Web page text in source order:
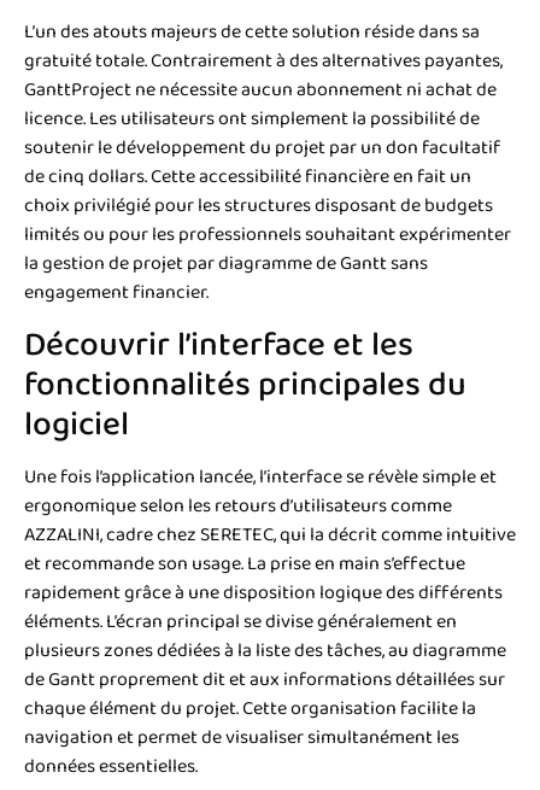
L’un des atouts majeurs de cette solution réside dans sa
gratuité totale. Contrairement à des alternatives payantes,
GanttProject ne nécessite aucun abonnement ni achat de
licence. Les utilisateurs ont simplement la possibilité de
soutenir le développement du projet par un don facultatif
de cinq dollars. Cette accessibilité financière en fait un
choix privilégié pour les structures disposant de budgets
limités ou pour les professionnels souhaitant expérimenter
la gestion de projet par diagramme de Gantt sans
engagement financier.
Découvrir l’interface et les
fonctionnalités principales du
logiciel
Une fois l’application lancée, l’interface se révèle simple et
ergonomique selon les retours d’utilisateurs comme
AZZALINI, cadre chez SERETEC, qui la décrit comme intuitive
et recommande son usage. La prise en main s’effectue
rapidement grâce à une disposition logique des différents
éléments. L’écran principal se divise généralement en
plusieurs zones dédiées à la liste des tâches, au diagramme
de Gantt proprement dit et aux informations détaillées sur
chaque élément du projet. Cette organisation facilite la
navigation et permet de visualiser simultanément les
données essentielles.